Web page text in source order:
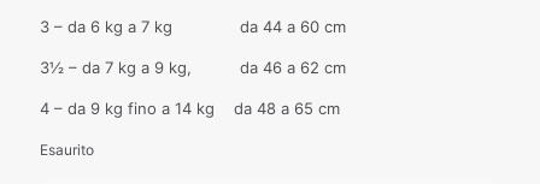
3 – da 6 kg a 7 kg da 44 a 60 cm
3½ – da 7 kg a 9 kg, da 46 a 62 cm
4 – da 9 kg fino a 14 kg da 48 a 65 cm
Esaurito